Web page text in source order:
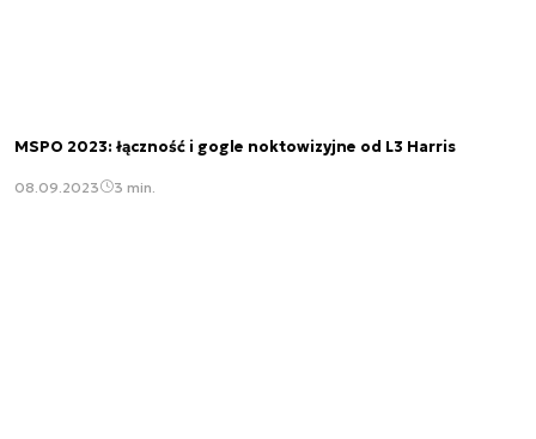
MSPO 2023: łączność i gogle noktowizyjne od L3 Harris
08.09.2023 3 min.